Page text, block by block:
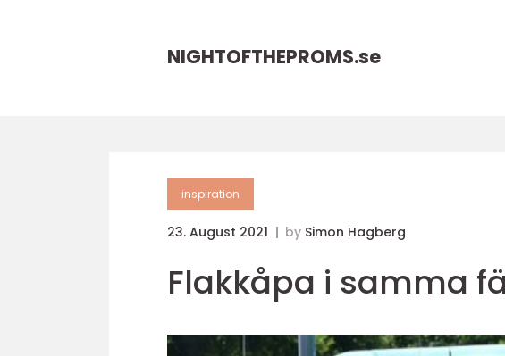
NIGHTOFTHEPROMS.se
inspiration
23. August 2021 by Simon Hagberg
Flakkåpa i samma